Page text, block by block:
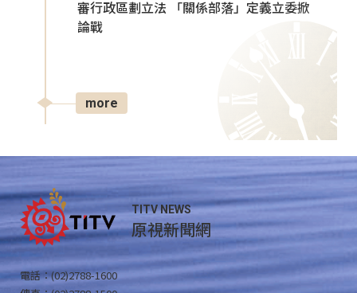
審行政區劃立法 「關係部落」定義立委掀
論戰
more
TITV NEWS
原視新聞網
電話：(02)2788-1600